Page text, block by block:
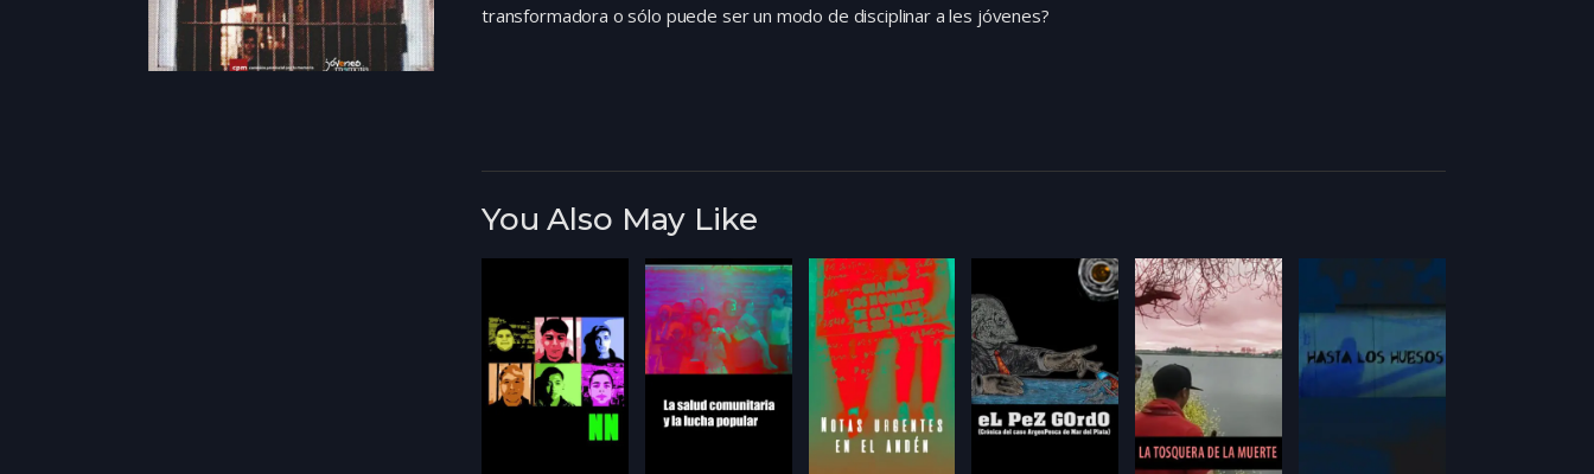
transformadora o sólo puede ser un modo de disciplinar a les jóvenes?
You Also May Like